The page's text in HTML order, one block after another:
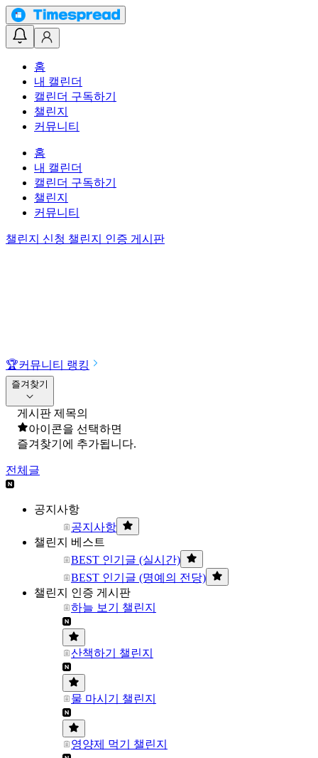
홈
내 캘린더
캘린더 구독하기
챌린지
커뮤니티
홈
내 캘린더
캘린더 구독하기
챌린지
커뮤니티
챌린지 신청 챌린지 인증 게시판
🏆커뮤니티 랭킹
즐겨찾기
게시판 제목의
아이콘을 선택하면
즐겨찾기에 추가됩니다.
전체글
공지사항
공지사항
챌린지 베스트
BEST 인기글 (실시간)
BEST 인기글 (명예의 전당)
챌린지 인증 게시판
하늘 보기 챌린지
산책하기 챌린지
물 마시기 챌린지
영양제 먹기 챌린지